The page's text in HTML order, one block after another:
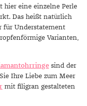
hier eine einzelne Perle
Das heißt natürlich
für Understatement
Varianten,
sind der
Ihre Liebe zum Meer
mit filigran gestalteten